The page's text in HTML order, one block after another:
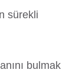
sürekli
bulmak